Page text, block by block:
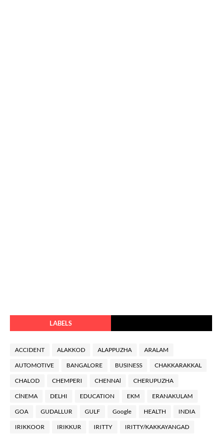
LABELS
ACCIDENT ALAKKOD ALAPPUZHA ARALAM
AUTOMOTIVE BANGALORE BUSINESS CHAKKARAKKAL
CHALOD CHEMPERI CHENNAl CHERUPUZHA
ClNEMA DELHI EDUCATION EKM ERANAKULAM
GOA GUDALLUR GULF Google HEALTH INDIA
IRIKKOOR IRIKKUR IRITTY IRITTY/KAKKAYANGAD